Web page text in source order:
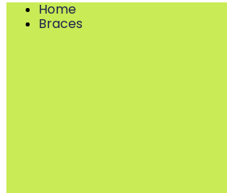
Home
Braces